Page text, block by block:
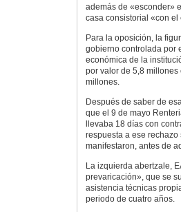
además de «esconder»
casa consistorial «con
Para la oposición, la
gobierno controlada por
económica de la
por valor de 5,8
millones.
Después de saber de
que el 9 de mayo
llevaba 18 días con
respuesta a ese
manifestaron, antes de
La izquierda abertzale,
prevaricación», que se
asistencia técnicas
periodo de cuatro años.